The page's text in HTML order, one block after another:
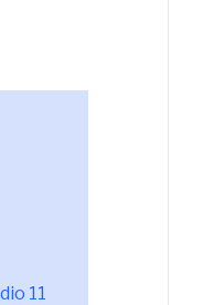
11